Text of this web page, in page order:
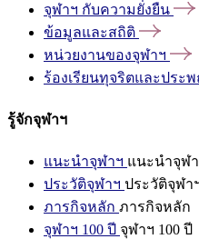
จุฬาฯ กับความยั่งยืน
ข้อมูลและสถิติ
หน่วยงานของจุฬาฯ
ร้องเรียนทุจริตและประ
รู้จักจุฬาฯ
แนะนำจุฬาฯ แนะนำจุฬ
ประวัติจุฬาฯ ประวัติจุฬา
ภารกิจหลัก ภารกิจหลัก
จุฬาฯ 100 ปี จุฬาฯ 100 ปี